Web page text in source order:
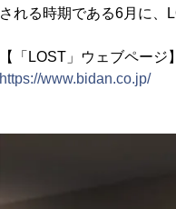
される時期である6月に、
【「LOST」ウェブページ】
https://www.bidan.co.jp/